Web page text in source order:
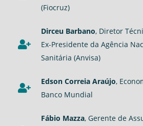
(Fiocruz)
Dirceu Barbano, Diretor
Ex-Presidente da Agência
Sanitária (Anvisa)
Edson Correia Araújo,
Banco Mundial
Fábio Mazza, Gerente de